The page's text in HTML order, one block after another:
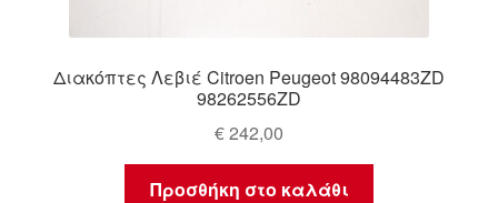
Διακόπτες Λεβιέ Citroen Peugeot 98094483ZD
98262556ZD
€242,00
Προσθήκη στο καλάθι